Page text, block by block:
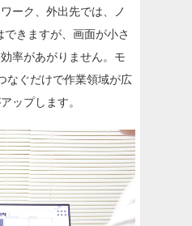
ーク、外出先では、ノ
きますが、画面が小さ
率があがりません。モ
なぐだけで作業領域が広
ップします。